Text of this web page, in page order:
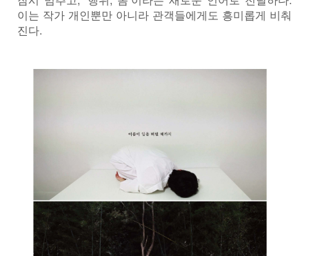
이는 작가 개인뿐만 아니라 관객들에게도 흥미롭게 비춰
진다.